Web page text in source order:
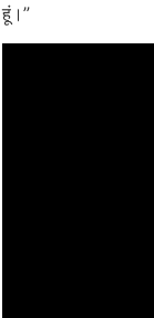
हूं।”